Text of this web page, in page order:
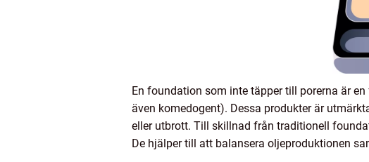
En foundation som inte täpper till porerna är
även komedogent). Dessa produkter är
eller utbrott. Till skillnad från traditionell
De hjälper till att balansera oljeproduktionen